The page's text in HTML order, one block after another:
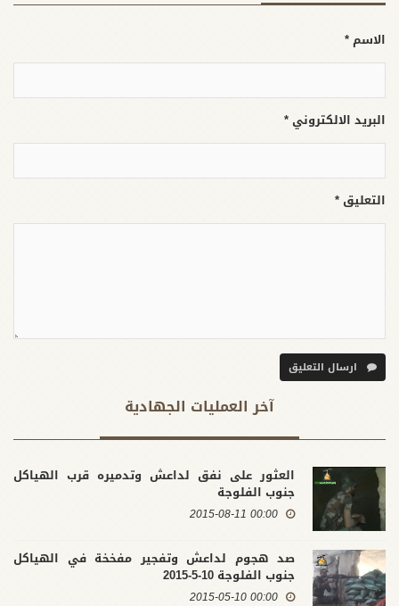
الاسم *
البريد الالكتروني *
التعليق *
ارسال التعليق
آخر العملیات الجهادية
العثور على نفق لداعش وتدميره قرب الهياكل
جنوب الفلوجة
00:00 2015-08-11
صد هجوم لداعش وتفجير مفخخة في الهياكل
جنوب الفلوجة 10-5-2015
00:00 2015-05-10